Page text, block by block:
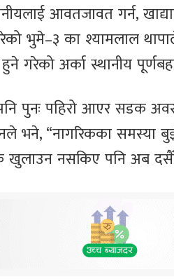
आवतजावत गर्न,
भुमे–३ का श्यामलाल
गरेको अर्का स्थानीय
पुनः पहिरो आएर सडक
भने, “नागरिकका समस्या
खुलाउन नसकिए पनि अब